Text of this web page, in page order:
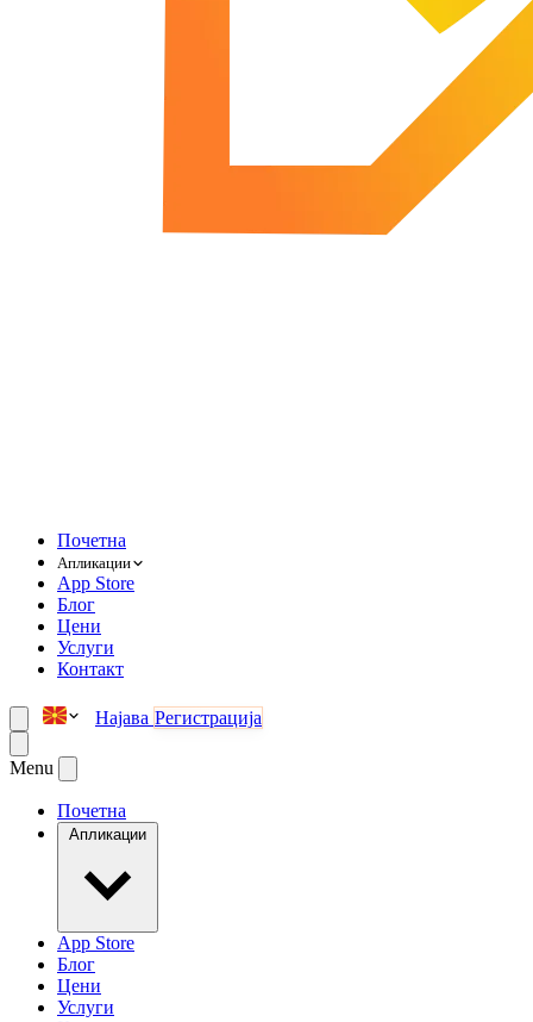
Почетна
Апликации
App Store
Блог
Цени
Услуги
Контакт
Најава Регистрација
Menu
Почетна
Апликации
App Store
Блог
Цени
Услуги